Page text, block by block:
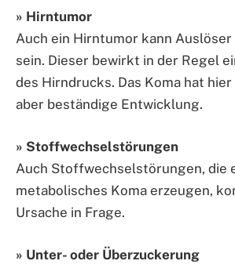
» Hirntumor
Auch ein Hirntumor kann
sein. Dieser bewirkt in der Regel
des Hirndrucks. Das Koma hat
aber beständige Entwicklung.
» Stoffwechselstörungen
Auch Stoffwechselstörungen, die
metabolisches Koma erzeugen,
Ursache in Frage.
» Unter- oder Überzuckerung